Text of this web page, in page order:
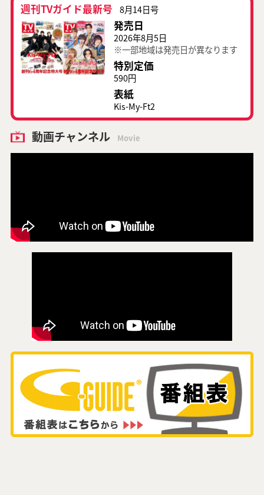
週刊TVガイド最新号 8月14日号
発売日
2026年8月5日
※一部地域は発売日が異なります
特別定価
590円
表紙
Kis-My-Ft2
動画チャンネル Movie